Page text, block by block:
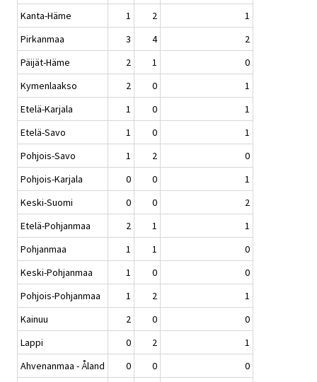
Kanta-Häme
1 2
1
Pirkanmaa
3 4
2
Päijät-Häme
2 1
0
Kymenlaakso
2 0
1
Etelä-Karjala
1 0
1
Etelä-Savo
1 0
1
Pohjois-Savo
1 2
0
Pohjois-Karjala
0 0
1
Keski-Suomi
0 0
2
Etelä-Pohjanmaa
2 1
1
Pohjanmaa
1 1
0
Keski-Pohjanmaa
1 0
0
Pohjois-Pohjanmaa
1 2
1
Kainuu
2 0
0
Lappi
0 2
1
Ahvenanmaa - Åland
0 0
0